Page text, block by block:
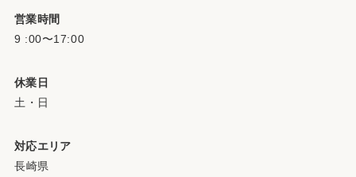
営業時間
9 :00〜17:00
休業日
土・日
対応エリア
長崎県